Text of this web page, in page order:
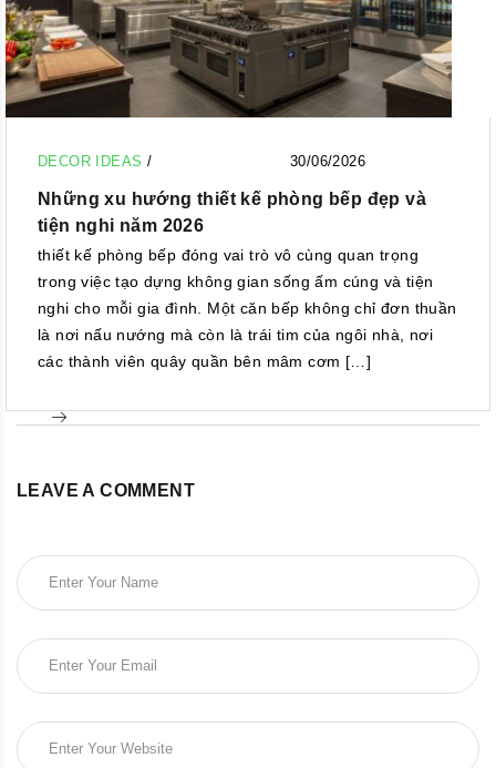
DECOR IDEAS / 30/06/2026
Những xu hướng thiết kế phòng bếp đẹp và
tiện nghi năm 2026
thiết kế phòng bếp đóng vai trò vô cùng quan trọng
trong việc tạo dựng không gian sống ấm cúng và tiện
nghi cho mỗi gia đình. Một căn bếp không chỉ đơn thuần
là nơi nấu nướng mà còn là trái tim của ngôi nhà, nơi
các thành viên quây quần bên mâm cơm […]
LEAVE A COMMENT